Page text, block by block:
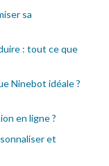
sa
: tout ce que
Ninebot idéale ?
en ligne ?
et